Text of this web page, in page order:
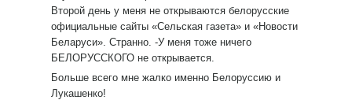
Вы больной? Чем может усиливаться положение
Зеленского? Разгромом частей и соединений ВСУ на всех
фронтах? Никакой мощнейшей военной и финансовой
поддержки капиталистического мира Украина не получает
и получить уже не может при полном контроле
воздушного пространства на ее территорией и окружения
Второй день у меня не открываются белорусские
официальные сайты «Сельская газета» и «Новости
Беларуси». Странно. -У меня тоже ничего
БЕЛОРУССКОГО не открывается.
Больше всего мне жалко именно Белоруссию и
Лукашенко!